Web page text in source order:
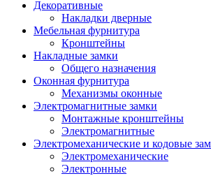
Декоративные
Накладки дверные
Мебельная фурнитура
Кронштейны
Накладные замки
Общего назначения
Оконная фурнитура
Механизмы оконные
Электромагнитные замки
Монтажные кронштейны
Электромагнитные
Электромеханические и кодовые
Электромеханические
Электронные